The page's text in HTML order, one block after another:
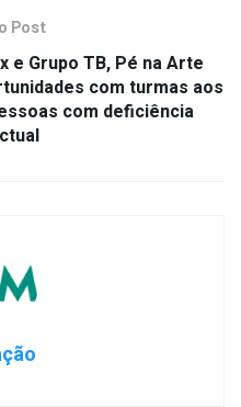
Post
e Grupo TB, Pé na Arte
com turmas aos
com deficiência